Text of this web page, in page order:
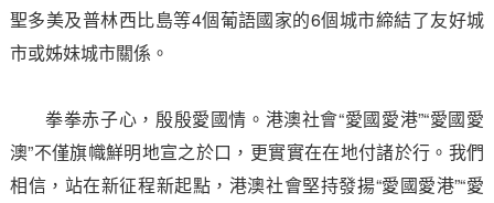
聖多美及普林西比島等4個葡語國家的6個城市締結了友好城
市或姊妹城市關係。
拳拳赤子心，殷殷愛國情。港澳社會“愛國愛港”“愛國愛
澳”不僅旗幟鮮明地宣之於口，更實實在在地付諸於行。我們
相信，站在新征程新起點，港澳社會堅持發揚“愛國愛港”“愛